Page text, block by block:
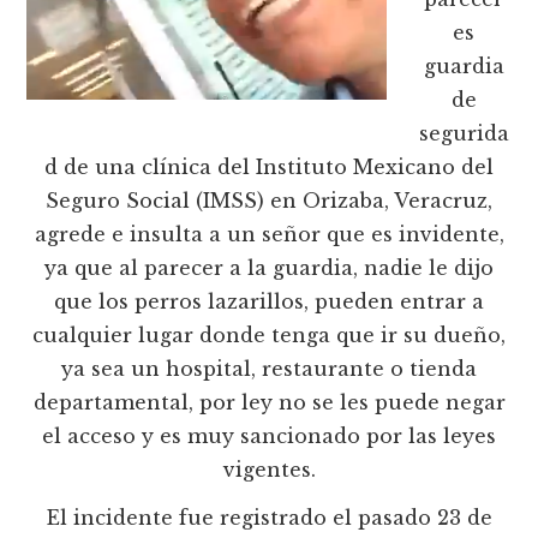
es
guardia
de
segurida
d de una clínica del Instituto Mexicano del
Seguro Social (IMSS) en Orizaba, Veracruz,
agrede e insulta a un señor que es invidente,
ya que al parecer a la guardia, nadie le dijo
que los perros lazarillos, pueden entrar a
cualquier lugar donde tenga que ir su dueño,
ya sea un hospital, restaurante o tienda
departamental, por ley no se les puede negar
el acceso y es muy sancionado por las leyes
vigentes.
El incidente fue registrado el pasado 23 de